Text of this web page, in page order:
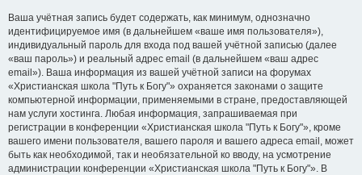
Ваша учётная запись будет содержать, как минимум, однозначно
идентифицируемое имя (в дальнейшем «ваше имя пользователя»),
индивидуальный пароль для входа под вашей учётной записью (далее
«ваш пароль») и реальный адрес email (в дальнейшем «ваш адрес
email»). Ваша информация из вашей учётной записи на форумах
«Христианская школа "Путь к Богу"» охраняется законами о защите
компьютерной информации, применяемыми в стране, предоставляющей
нам услуги хостинга. Любая информация, запрашиваемая при
регистрации в конференции «Христианская школа "Путь к Богу"», кроме
вашего имени пользователя, вашего пароля и вашего адреса email, может
быть как необходимой, так и необязательной ко вводу, на усмотрение
администрации конференции «Христианская школа "Путь к Богу"». В